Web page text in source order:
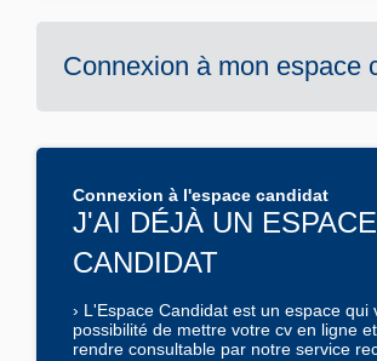
Connexion à mon espace
J'AI DÉJÀ UN ESPACE
CANDIDAT
› L'Espace Candidat est un espace qui
possibilité de mettre votre cv en ligne
rendre consultable par notre service
Connexion à l'espace candidat